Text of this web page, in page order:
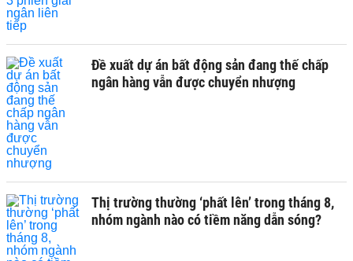
Đề xuất dự án bất động sản đang thế chấp
ngân hàng vẫn được chuyển nhượng
Thị trường thường ‘phất lên’ trong tháng 8,
nhóm ngành nào có tiềm năng dẫn sóng?